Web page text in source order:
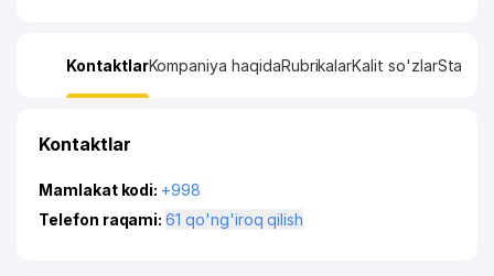
KontaktlarKompaniya haqidaRubrikalarKalit so'zlar
Kontaktlar
Mamlakat kodi: +998
Telefon raqami:
61 qo'ng'iroq qilish